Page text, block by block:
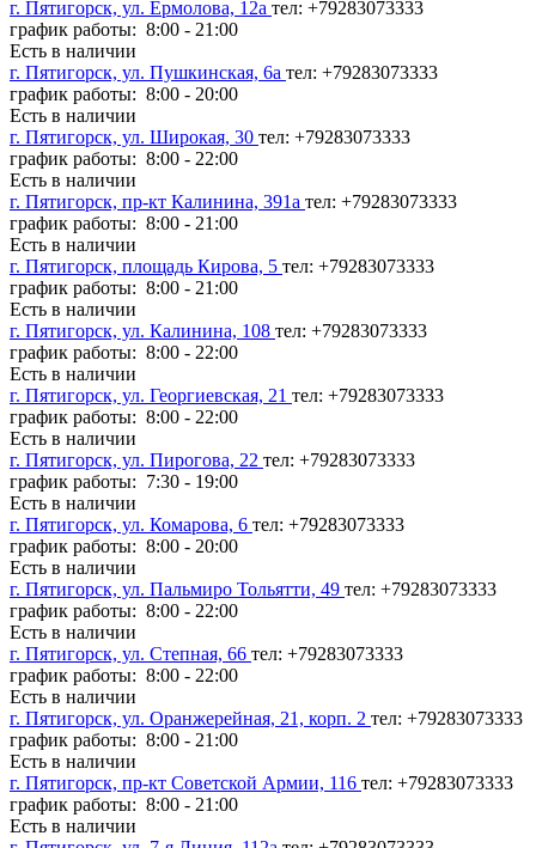
г. Пятигорск, ул. Ермолова, 12а тел: +79283073333
график работы: 8:00 - 21:00
Есть в наличии
г. Пятигорск, ул. Пушкинская, 6а тел: +79283073333
график работы: 8:00 - 20:00
Есть в наличии
г. Пятигорск, ул. Широкая, 30 тел: +79283073333
график работы: 8:00 - 22:00
Есть в наличии
г. Пятигорск, пр-кт Калинина, 391а тел: +79283073333
график работы: 8:00 - 21:00
Есть в наличии
г. Пятигорск, площадь Кирова, 5 тел: +79283073333
график работы: 8:00 - 21:00
Есть в наличии
г. Пятигорск, ул. Калинина, 108 тел: +79283073333
график работы: 8:00 - 22:00
Есть в наличии
г. Пятигорск, ул. Георгиевская, 21 тел: +79283073333
график работы: 8:00 - 22:00
Есть в наличии
г. Пятигорск, ул. Пирогова, 22 тел: +79283073333
график работы: 7:30 - 19:00
Есть в наличии
г. Пятигорск, ул. Комарова, 6 тел: +79283073333
график работы: 8:00 - 20:00
Есть в наличии
г. Пятигорск, ул. Пальмиро Тольятти, 49 тел: +79283073333
график работы: 8:00 - 22:00
Есть в наличии
г. Пятигорск, ул. Степная, 66 тел: +79283073333
график работы: 8:00 - 22:00
Есть в наличии
г. Пятигорск, ул. Оранжерейная, 21, корп. 2 тел: +79283073333
график работы: 8:00 - 21:00
Есть в наличии
г. Пятигорск, пр-кт Советской Армии, 116 тел: +79283073333
график работы: 8:00 - 21:00
Есть в наличии